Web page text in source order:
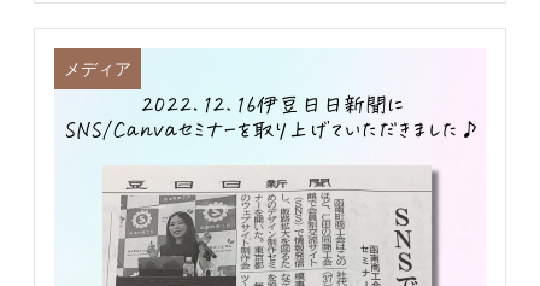
メディア